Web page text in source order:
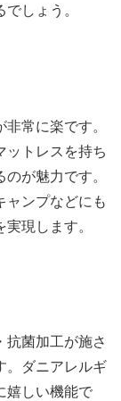
しょう。
常に楽です。
ットレスを持ち
が魅力です。
ャンプなどにも
現します。
抗菌加工が施さ
。ダニアレルギ
嬉しい機能で